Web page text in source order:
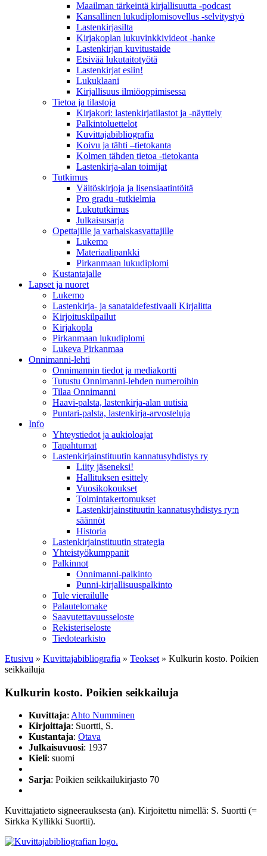
Maailman tärkeintä kirjallisuutta -podcast
Kansallinen lukudiplomisovellus -selvitystyö
Lastenkirjasilta
Kirjakoplan lukuvinkkivideot -hanke
Lastenkirjan kuvitustaide
Etsivää lukutaitotyötä
Lastenkirjat esiin!
Lukuklaani
Kirjallisuus ilmiöoppimisessa
Tietoa ja tilastoja
Kirjakori: lastenkirjatilastot ja -näyttely
Palkintoluettelot
Kuvittaja­bibliografia
Koivu ja tähti –tietokanta
Kolmen tähden tietoa -tietokanta
Lastenkirja-alan toimijat
Tutkimus
Väitöskirjoja ja lisensiaatintöitä
Pro gradu -tutkielmia
Lukututkimus
Julkaisusarja
Opettajille ja varhaiskasvattajille
Lukemo
Materiaalipankki
Pirkanmaan lukudiplomi
Kustantajalle
Lapset ja nuoret
Lukemo
Lastenkirja- ja sanataidefestivaali Kirjalitta
Kirjoituskilpailut
Kirjakopla
Pirkanmaan lukudiplomi
Lukeva Pirkanmaa
Onnimanni-lehti
Onnimannin tiedot ja mediakortti
Tutustu Onnimanni-lehden numeroihin
Tilaa Onnimanni
Haavi-palsta, lastenkirja-alan uutisia
Puntari-palsta, lastenkirja-arvosteluja
Info
Yhteystiedot ja aukioloajat
Tapahtumat
Lastenkirjainstituutin kannatusyhdistys ry
Liity jäseneksi!
Hallituksen esittely
Vuosikokoukset
Toimintakertomukset
Lastenkirjainstituutin kannatusyhdistys ry:n
säännöt
Historia
Lastenkirjainstituutin strategia
Yhteistyökumppanit
Palkinnot
Onnimanni-palkinto
Punni-kirjallisuuspalkinto
Tule vierailulle
Palautelomake
Saavutettavuusseloste
Rekisteriseloste
Tiedotearkisto
Etusivu » Kuvittaja­bibliografia » Teokset » Kulkurin kosto. Poikien
seikkailuja
Kulkurin kosto. Poikien seikkailuja
Kuvittaja: Ahto Numminen
Kirjoittaja: Suortti, S.
Kustantaja: Otava
Julkaisuvuosi: 1937
Kieli: suomi
Sarja: Poikien seikkailukirjasto 70
Kuvittajatieto signeerauksesta (an). Kirjoitettu nimellä: S. Suortti (=
Sirkka Kyllikki Suortti).